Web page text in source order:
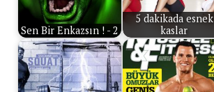
Sen Bir Enkazsın ! - 2
5 dakikada esnek
kaslar